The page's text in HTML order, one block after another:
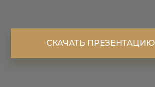
СКАЧАТЬ ПРЕЗЕНТАЦИЮ